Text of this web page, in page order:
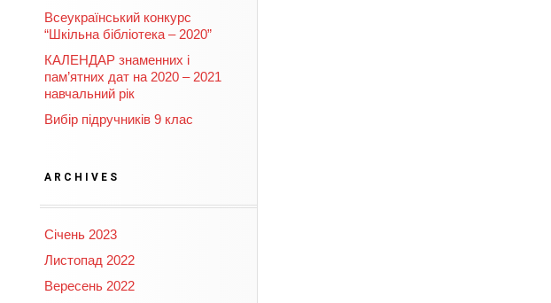
Всеукраїнський конкурс
“Шкільна бібліотека – 2020”
КАЛЕНДАР знаменних і
пам’ятних дат на 2020 – 2021
навчальний рік
Вибір підручників 9 клас
ARCHIVES
Січень 2023
Листопад 2022
Вересень 2022